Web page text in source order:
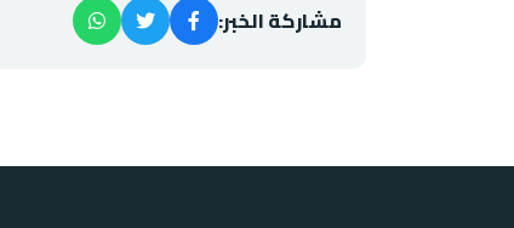
مشاركة الخبر: